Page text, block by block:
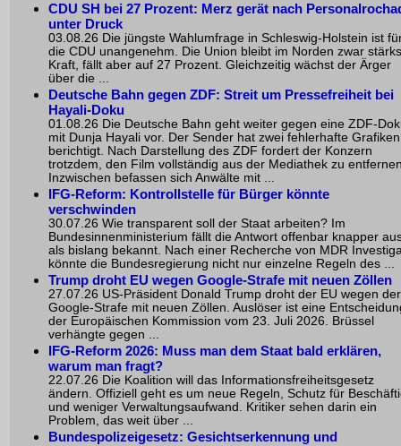
CDU SH bei 27 Prozent: Merz gerät nach
unter Druck
03.08.26 Die jüngste Wahlumfrage in Schleswig-Holstein ist
die CDU unangenehm. Die Union bleibt im Norden zwar
Kraft, fällt aber auf 27 Prozent. Gleichzeitig wächst der Ärger
über die ...
Deutsche Bahn gegen ZDF: Streit um Pressefreiheit bei
Hayali-Doku
01.08.26 Die Deutsche Bahn geht weiter gegen eine ZDF-
mit Dunja Hayali vor. Der Sender hat zwei fehlerhafte Grafiken
berichtigt. Nach Darstellung des ZDF fordert der Konzern
trotzdem, den Film vollständig aus der Mediathek zu
Inzwischen befassen sich Anwälte mit ...
IFG-Reform: Kontrollstelle für Bürger könnte
verschwinden
30.07.26 Wie transparent soll der Staat arbeiten? Im
Bundesinnenministerium fällt die Antwort offenbar knapper
als bislang bekannt. Nach einer Recherche von MDR
könnte die Bundesregierung nicht nur einzelne Regeln des ...
Trump droht EU wegen Google-Strafe mit neuen Zöllen
27.07.26 US-Präsident Donald Trump droht der EU wegen der
Google-Strafe mit neuen Zöllen. Auslöser ist eine
der Europäischen Kommission vom 23. Juli 2026. Brüssel
verhängte gegen ...
IFG-Reform 2026: Muss man dem Staat bald erklären,
warum man fragt?
22.07.26 Die Koalition will das Informationsfreiheitsgesetz
ändern. Offiziell geht es um neue Regeln, Schutz für
und weniger Verwaltungsaufwand. Kritiker sehen darin ein
Problem, das weit über ...
Bundespolizeigesetz: Gesichtserkennung und